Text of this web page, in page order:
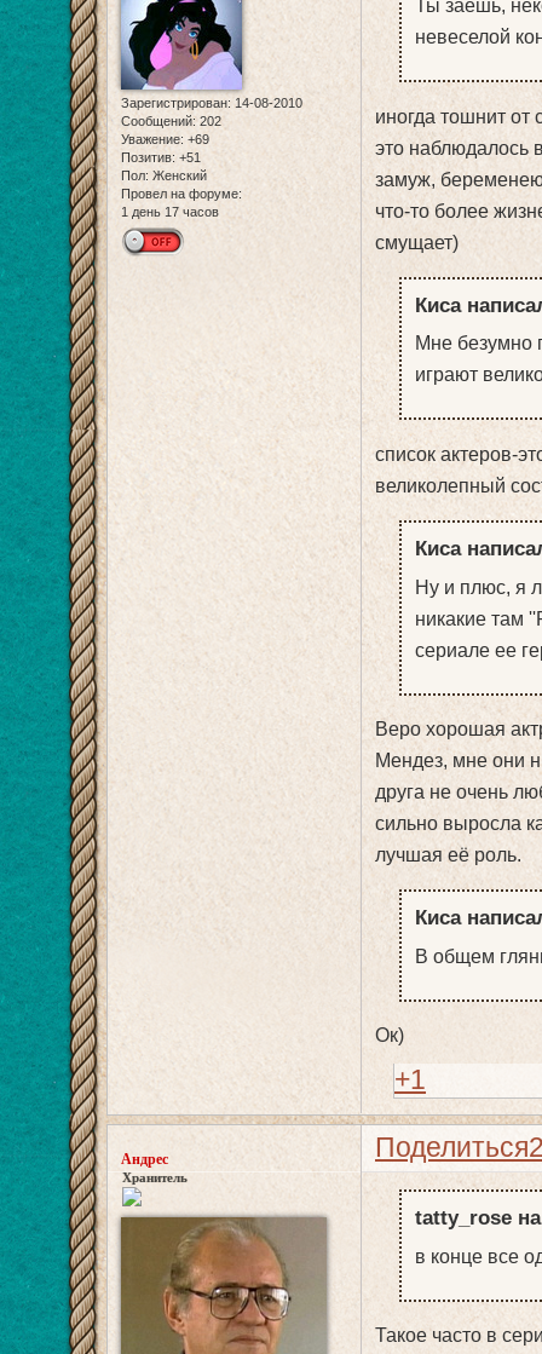
Зарегистрирован: 14-08-2010
Сообщений:202
Уважение: +69
Позитив: +51
Пол: Женский
Провел на форуме:
1 день 17 часов
Ты заешь,
невеселой
иногда тошнит
это наблюдалось
замуж,
что-то более
смущает)
Киса
Мне безумно
играют
список актеров-
великолепный
Киса
Ну и плюс, я
никакие там
сериале ее
Веро хорошая
Мендез, мне они
друга не очень
сильно выросла
лучшая её роль.
Киса
В общем
Ок)
+1
Поделиться
Андрес
Хранитель
tatty_rose
в конце все
Такое часто в